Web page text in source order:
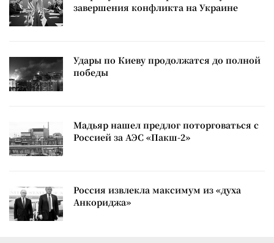
завершения конфликта на Украине
Удары по Киеву продолжатся до полной
победы
Мадьяр нашел предлог поторговаться с
Россией за АЭС «Пакш-2»
Россия извлекла максимум из «духа
Анкориджа»